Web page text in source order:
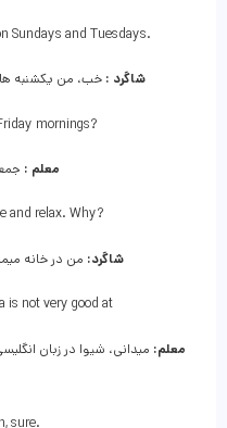
Sundays and Tuesdays.
شاگرد : خب، من یکشنبه
mornings?
معلم :
and relax. Why?
شاگرد: من در خانه
is not very good at
معلم: میدانی، شیوا در زبان
sure.